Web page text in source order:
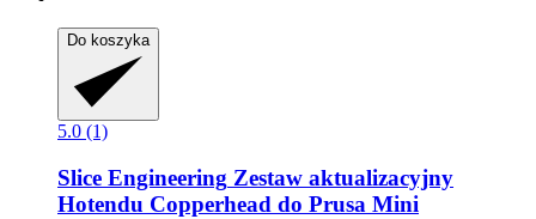
Do koszyka
5.0 (1)
Slice Engineering Zestaw aktualizacyjny
Hotendu Copperhead do Prusa Mini